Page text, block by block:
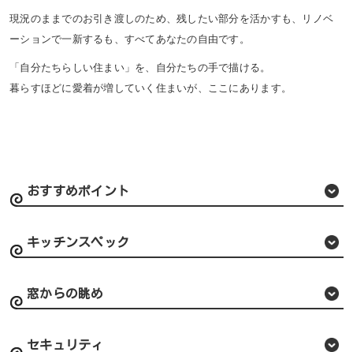
現況のままでのお引き渡しのため、残したい部分を活かすも、リノベ
ーションで一新するも、すべてあなたの自由です。
「自分たちらしい住まい」を、自分たちの手で描ける。
暮らすほどに愛着が増していく住まいが、ここにあります。
おすすめポイント
キッチンスペック
窓からの眺め
セキュリティ